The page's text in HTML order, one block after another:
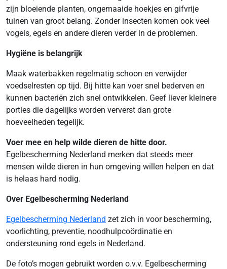
zijn bloeiende planten, ongemaaide hoekjes en gifvrije
tuinen van groot belang. Zonder insecten komen ook veel
vogels, egels en andere dieren verder in de problemen.
Hygiëne is belangrijk
Maak waterbakken regelmatig schoon en verwijder
voedselresten op tijd. Bij hitte kan voer snel bederven en
kunnen bacteriën zich snel ontwikkelen. Geef liever kleinere
porties die dagelijks worden ververst dan grote
hoeveelheden tegelijk.
Voer mee en help wilde dieren de hitte door.
Egelbescherming Nederland merken dat steeds meer
mensen wilde dieren in hun omgeving willen helpen en dat
is helaas hard nodig.
Over Egelbescherming Nederland
Egelbescherming Nederland zet zich in voor bescherming,
voorlichting, preventie, noodhulpcoördinatie en
ondersteuning rond egels in Nederland.
De foto’s mogen gebruikt worden o.v.v. Egelbescherming